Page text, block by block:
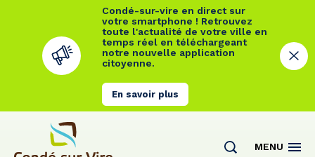
Condé-sur-vire en direct sur
votre smartphone ! Retrouvez
toute l'actualité de votre ville en
temps réel en téléchargeant
notre nouvelle application
citoyenne.
En savoir plus
MENU
Cookies management panel